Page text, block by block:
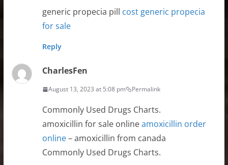
generic propecia pill cost generic propecia
for sale
Reply
CharlesFen
August 13, 2023 at 5:08 pm Permalink
Commonly Used Drugs Charts.
amoxicillin for sale onlineamoxicillin order
online– amoxicillin from canada
Commonly Used Drugs Charts.